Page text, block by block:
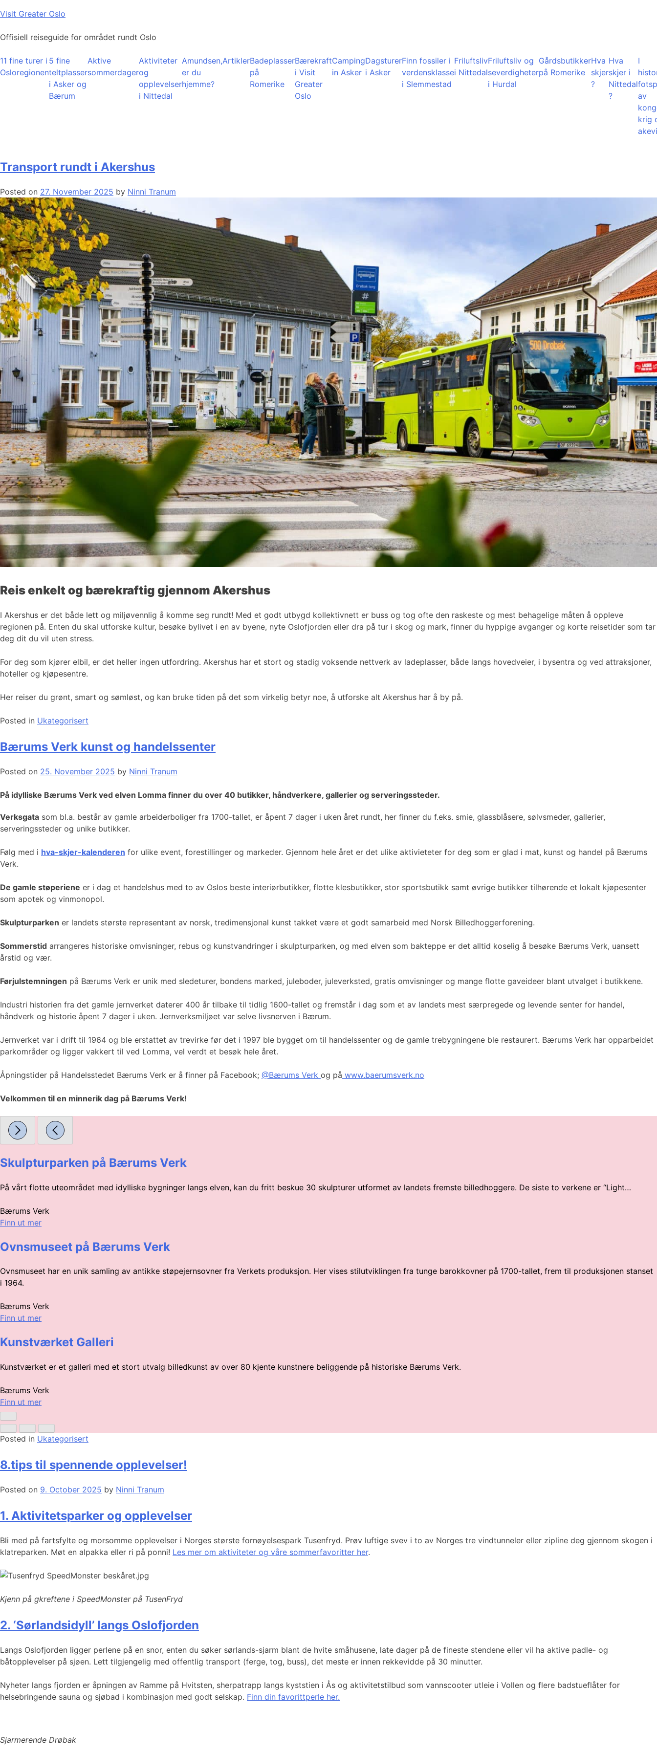
Skip
content
Visit Greater Oslo
Offisiell reiseguide for området rundt Oslo
11 fine turer i
Osloregionen
5 fine
teltplasser
i Asker og
Bærum
Aktive
sommerdager
Aktiviteter
og
opplevelser
i Nittedal
Amundsen,
er du
hjemme?
ArtiklerBadeplasser
på
Romerike
Bærekraft
i Visit
Greater
Oslo
Camping
in Asker
Dagsturer
i Asker
Finn fossiler i
verdensklasse
i Slemmestad
Friluftsliv
i Nittedal
Friluftsliv og
severdigheter
i Hurdal
Gårdsbutikker
på Romerike
Hva
skjer
?
Hva
skjer i
Nittedal
?
I
av
krig
Transport rundt i Akershus
Posted on 27. November 2025 by Ninni Tranum
Reis enkelt og bærekraftig gjennom Akershus
I Akershus er det både lett og miljøvennlig å komme seg rundt! Med et godt utbygd kollektivnett er buss og tog ofte den raskeste og mest behagelige måten å oppleve
regionen på. Enten du skal utforske kultur, besøke bylivet i en av byene, nyte Oslofjorden eller dra på tur i skog og mark, finner du hyppige avganger og korte reisetider som tar
deg dit du vil uten stress.
For deg som kjører elbil, er det heller ingen utfordring. Akershus har et stort og stadig voksende nettverk av ladeplasser, både langs hovedveier, i bysentra og ved attraksjoner,
hoteller og kjøpesentre.
Her reiser du grønt, smart og sømløst, og kan bruke tiden på det som virkelig betyr noe, å utforske alt Akershus har å by på.
Posted in Ukategorisert
Bærums Verk kunst og handelssenter
Posted on 25. November 2025 by Ninni Tranum
På idylliske Bærums Verk ved elven Lomma finner du over 40 butikker, håndverkere, gallerier og serveringssteder.
Verksgata som bl.a. består av gamle arbeiderboliger fra 1700-tallet, er åpent 7 dager i uken året rundt, her finner du f.eks. smie, glassblåsere, sølvsmeder, gallerier,
serveringssteder og unike butikker.
Følg med i hva-skjer-kalenderen for ulike event, forestillinger og markeder. Gjennom hele året er det ulike aktivieteter for deg som er glad i mat, kunst og handel på Bærums
Verk.
De gamle støperiene er i dag et handelshus med to av Oslos beste interiørbutikker, flotte klesbutikker, stor sportsbutikk samt øvrige butikker tilhørende et lokalt kjøpesenter
som apotek og vinmonopol.
Skulpturparken er landets største representant av norsk, tredimensjonal kunst takket være et godt samarbeid med Norsk Billedhoggerforening.
Sommerstid arrangeres historiske omvisninger, rebus og kunstvandringer i skulpturparken, og med elven som bakteppe er det alltid koselig å besøke Bærums Verk, uansett
årstid og vær.
Førjulstemningen på Bærums Verk er unik med sledeturer, bondens marked, juleboder, juleverksted, gratis omvisninger og mange flotte gaveideer blant utvalget i butikkene.
Industri historien fra det gamle jernverket daterer 400 år tilbake til tidlig 1600-tallet og fremstår i dag som et av landets mest særpregede og levende senter for handel,
håndverk og historie åpent 7 dager i uken. Jernverksmiljøet var selve livsnerven i Bærum.
Jernverket var i drift til 1964 og ble erstattet av trevirke før det i 1997 ble bygget om til handelssenter og de gamle trebygningene ble restaurert. Bærums Verk har opparbeidet
parkområder og ligger vakkert til ved Lomma, vel verdt et besøk hele året.
Åpningstider på Handelsstedet Bærums Verk er å finner på Facebook; @Bærums Verk og på www.baerumsverk.no
Velkommen til en minnerik dag på Bærums Verk!
Skulpturparken på Bærums Verk
På vårt flotte uteområdet med idylliske bygninger langs elven, kan du fritt beskue 30 skulpturer utformet av landets fremste billedhoggere. De siste to verkene er “Light…
Bærums Verk
Finn ut mer
Ovnsmuseet på Bærums Verk
Ovnsmuseet har en unik samling av antikke støpejernsovner fra Verkets produksjon. Her vises stilutviklingen fra tunge barokkovner på 1700-tallet, frem til produksjonen stanset
i 1964.
Bærums Verk
Finn ut mer
Kunstværket Galleri
Kunstværket er et galleri med et stort utvalg billedkunst av over 80 kjente kunstnere beliggende på historiske Bærums Verk.
Bærums Verk
Finn ut mer
Posted in Ukategorisert
8.tips til spennende opplevelser!
Posted on 9. October 2025 by Ninni Tranum
1. Aktivitetsparker og opplevelser
Bli med på fartsfylte og morsomme opplevelser i Norges største fornøyelsespark Tusenfryd. Prøv luftige svev i to av Norges tre vindtunneler eller zipline deg gjennom skogen i
klatreparken. Møt en alpakka eller ri på ponni! Les mer om aktiviteter og våre sommerfavoritter her.
Kjenn på gkreftene i SpeedMonster på TusenFryd
2. ‘Sørlandsidyll’ langs Oslofjorden
Langs Oslofjorden ligger perlene på en snor, enten du søker sørlands-sjarm blant de hvite småhusene, late dager på de fineste stendene eller vil ha aktive padle- og
båtopplevelser på sjøen. Lett tilgjengelig med offentlig transport (ferge, tog, buss), det meste er innen rekkevidde på 30 minutter.
Nyheter langs fjorden er åpningen av Ramme på Hvitsten, sherpatrapp langs kyststien i Ås og aktivitetstilbud som vannscooter utleie i Vollen og flere badstueflåter for
helsebringende sauna og sjøbad i kombinasjon med godt selskap. Finn din favorittperle her.
Sjarmerende Drøbak